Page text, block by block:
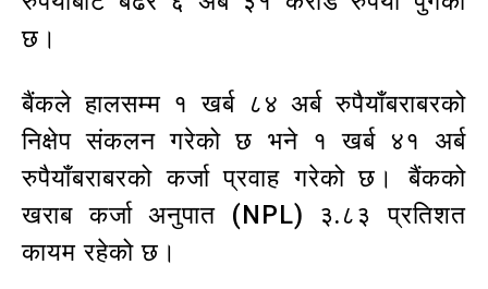
छ।
बैंकले हालसम्म १ खर्ब ८४ अर्ब रुपैयाँबराबरको
निक्षेप संकलन गरेको छ भने १ खर्ब ४१ अर्ब
रुपैयाँबराबरको कर्जा प्रवाह गरेको छ। बैंकको
खराब कर्जा अनुपात (NPL) ३.८३ प्रतिशत
कायम रहेको छ।